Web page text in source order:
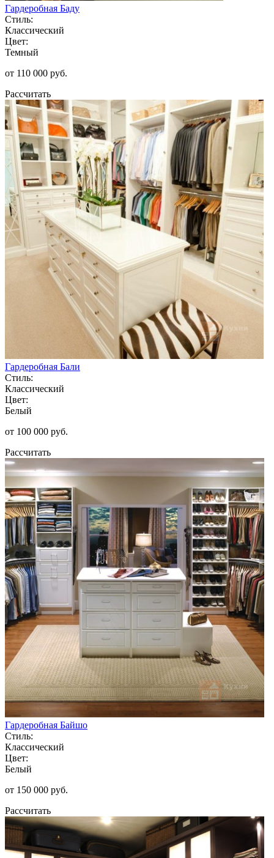
Гардеробная Баду
Стиль:
Классический
Цвет:
Темный
от 110 000 руб.
Рассчитать
Гардеробная Бали
Стиль:
Классический
Цвет:
Белый
от 100 000 руб.
Рассчитать
Гардеробная Байшо
Стиль:
Классический
Цвет:
Белый
от 150 000 руб.
Рассчитать